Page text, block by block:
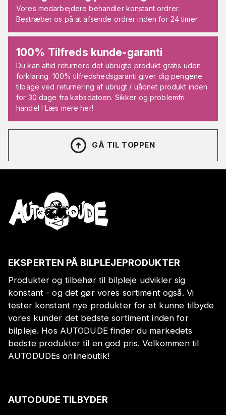
Vores medarbejdere behandler konstant ordrer.
Bestræber os på at afsende ordrer inden for 24 timer
100% Tilfreds kunde-garanti
Du kan altid returnere det ubrugte produkt gratis uden
forklaring. 100% tilfredshedsgaranti giver dig pengene
tilbage ved returnering af ubrugt / uåbnet produkt inden
for 30 dage fra købsdatoen. Sikker og problemfri
handel ! Læs mere her!
GÅ TIL TOPPEN
EKSPERTEN PÅ BILPLEJEPRODUKTER
Produkter og tilbehør til bilpleje udvikler sig
konstant - og det gør vores sortiment også. Vi
tester konstant nye produkter for at kunne tilbyde
vores kunder det bedste sortiment inden for
bilpleje. Hos AUTODUDE finder du markedets
bedste produkter til en god pris. Velkommen til
AUTODUDEs onlinebutik!
AUTODUDE TILBYDER